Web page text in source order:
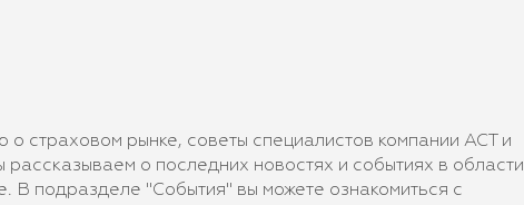
страховом рынке, советы специалистов компании АСТ и
о последних новостях и событиях в области
В подразделе "События" вы можете ознакомиться с